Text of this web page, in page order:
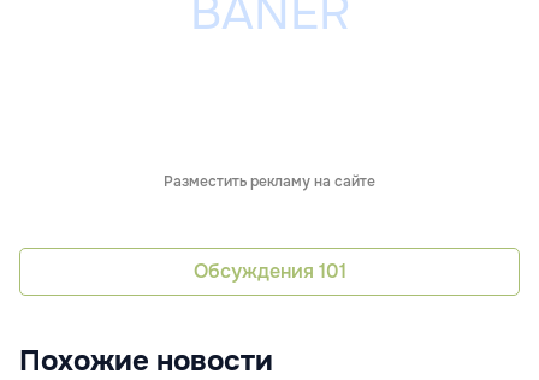
Разместить рекламу на сайте
Обсуждения 101
Похожие новости